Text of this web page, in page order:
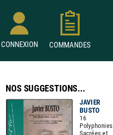
CONNEXION COMMANDES
NOS SUGGESTIONS...
JAVIER
BUSTO
16
Polyphonies
Sacrées et